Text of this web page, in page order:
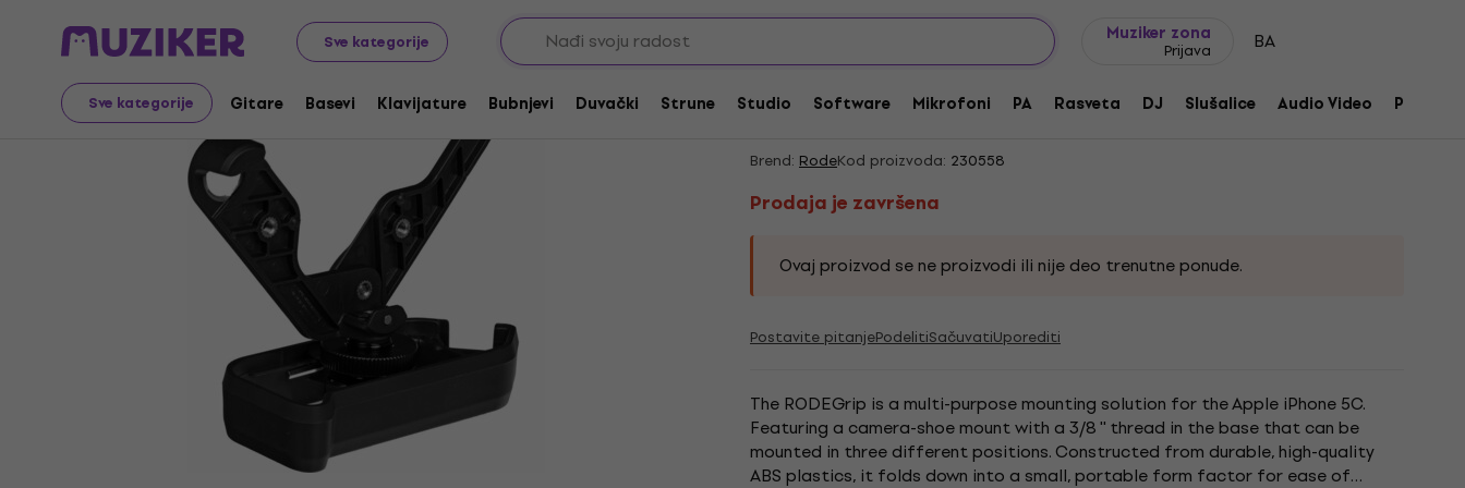
Sve kategorije
Muziker zona
Prijava BA
Sve kategorije Gitare Basevi Klavijature Bubnjevi Duvački Strune Studio Software Mikrofoni PA Rasveta DJ Slušalice Audio Video Pribor
Muzički instrumenti Studio Digitalni snimači zvuka Oprema za digitalne snimače zvuka
Prodaja je završena
Prodaja je završena
Rode RODEGrip Multi-Purpose Mount for iPhone 5C
Brend: RodeKod proizvoda: 230558
Prodaja je završena
Ovaj proizvod se ne proizvodi ili nije deo trenutne ponude.
Postavite pitanjePodelitiSačuvatiUporediti
The RODEGrip is a multi-purpose mounting solution for the Apple iPhone 5C.
Featuring a camera-shoe mount with a 3/8 '' thread in the base that can be
mounted in three different positions. Constructed from durable, high-quality
ABS plastics, it folds down into a small, portable form factor for ease of